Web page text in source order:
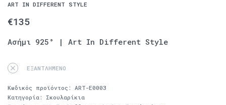
ART IN DIFFERENT STYLE
€135
Ασήμι 925° | Art In Different Style
ΕΞΑΝΤΛΗΜΈΝΟ
Κωδικός προϊόντος: ART-E0003
Κατηγορία: Σκουλαρίκια